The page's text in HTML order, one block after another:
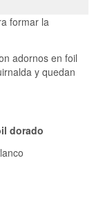
formar la
adornos en foil
y quedan
dorado